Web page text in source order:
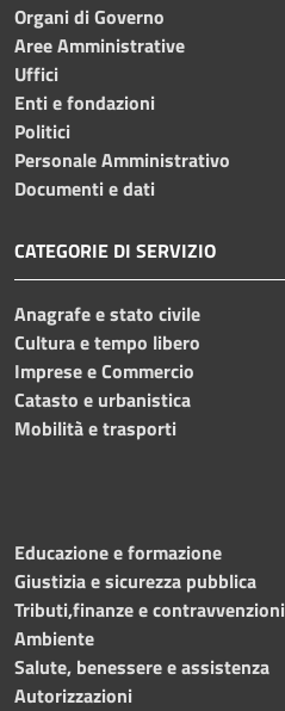
Organi di Governo
Aree Amministrative
Uffici
Enti e fondazioni
Politici
Personale Amministrativo
Documenti e dati
CATEGORIE DI SERVIZIO
Anagrafe e stato civile
Cultura e tempo libero
Imprese e Commercio
Catasto e urbanistica
Mobilità e trasporti
Educazione e formazione
Giustizia e sicurezza pubblica
Tributi,finanze e contravvenzioni
Ambiente
Salute, benessere e assistenza
Autorizzazioni